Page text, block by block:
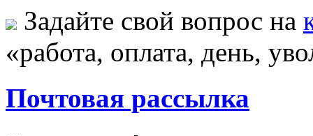
Задайте свой вопрос на
«работа, оплата, день,
Почтовая рассылка